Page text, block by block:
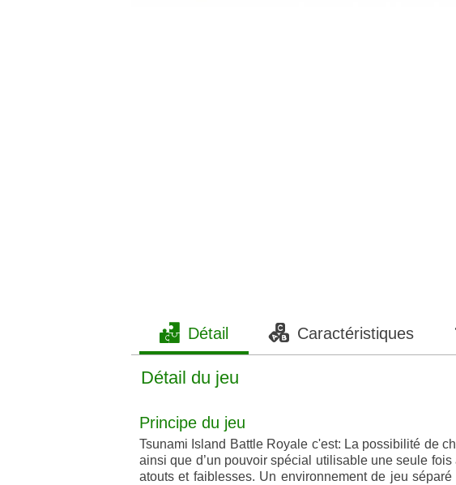
Détail Caractéristiques
Détail du jeu
Principe du jeu
Tsunami Island Battle Royale c'est: La possibilité de
ainsi que d’un pouvoir spécial utilisable une seule
atouts et faiblesses. Un environnement de jeu